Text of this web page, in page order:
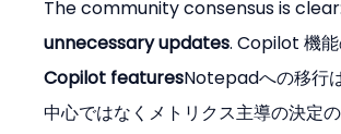
The community consensus is
unnecessary updates. Copilot 機
Copilot featuresNotepadへの移行
中心ではなくメトリクス主導の決定